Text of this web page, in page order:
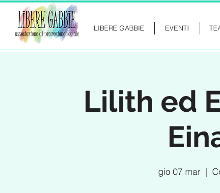
LIBERE GABBIE EVENTI
Lilith ed
gio 07 mar
  |